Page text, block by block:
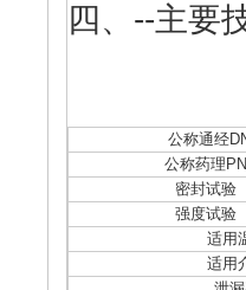
四、--主要
公称通经
公称药理
密封试验
强度试验
适用
适用